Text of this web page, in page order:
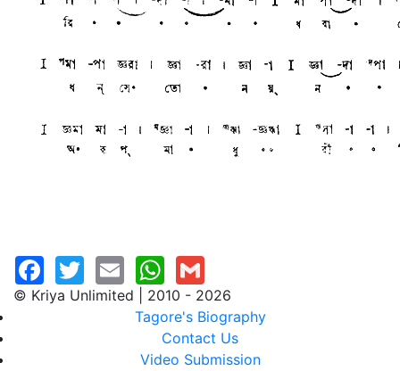
© Kriya Unlimited | 2010 - 2026
Tagore's Biography
Contact Us
Video Submission